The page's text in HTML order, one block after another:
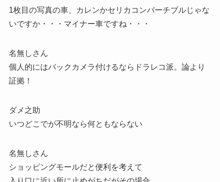
1枚目の写真の車、カレンかセリカコンバーチブルじゃな
いですか・・・マイナー車ですね・・・
名無しさん
個人的にはバックカメラ付けるならドラレコ派。論より
証拠！
ダメ之助
いつどこでが不明なら何ともならない
名無しさん
ショッピングモールだと便利を考えて